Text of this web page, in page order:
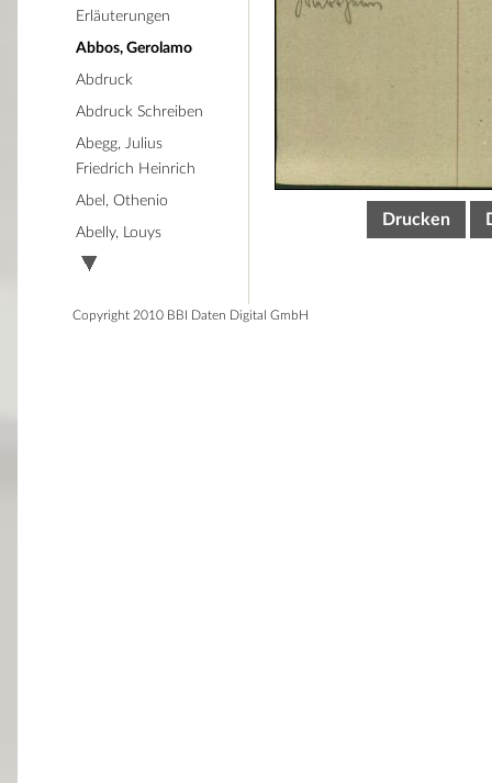
Drucken
Erläuterungen
Abbos, Gerolamo
Abdruck
Abdruck Schreiben
Abegg, Julius
Friedrich Heinrich
Abel, Othenio
Abelly, Louys
Copyright 2010 BBI Daten Digital GmbH